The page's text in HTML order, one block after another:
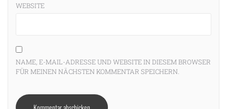
WEBSITE
NAME, E-MAIL-ADRESSE UND WEBSITE IN DIESEM BROWSER
FÜR MEINEN NÄCHSTEN KOMMENTAR SPEICHERN.